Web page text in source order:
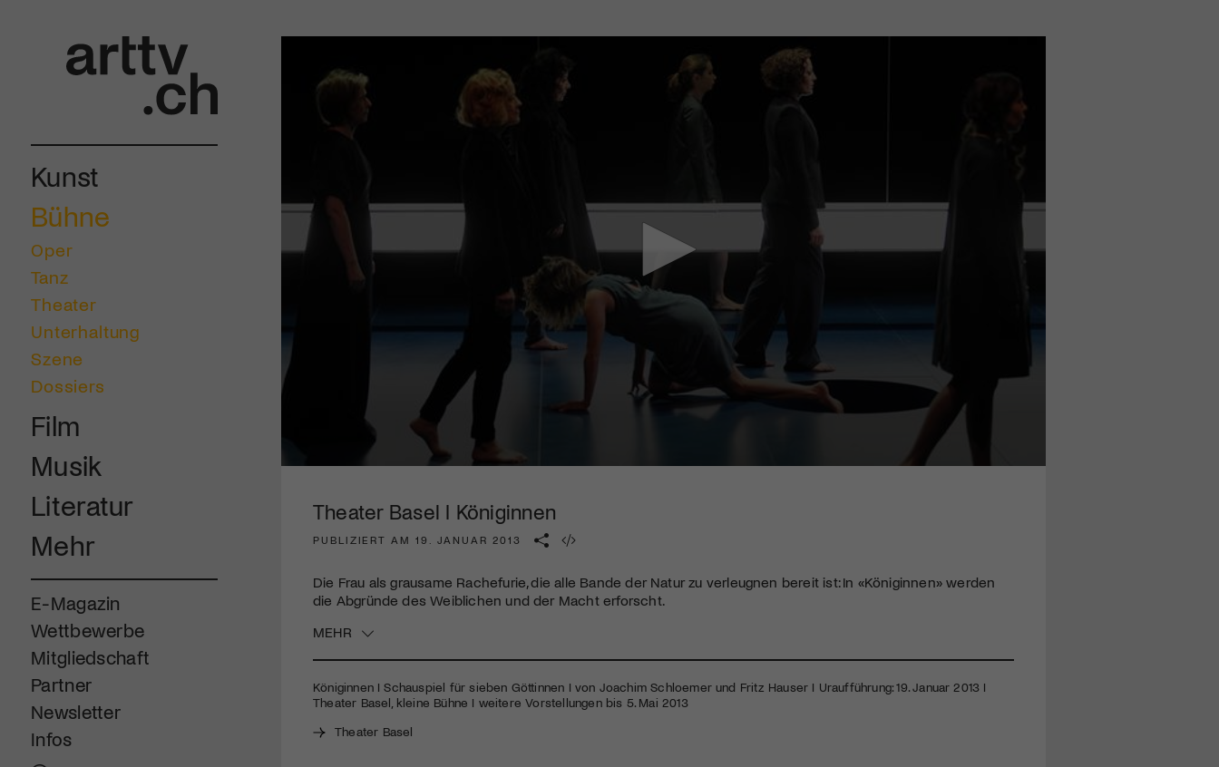
Kunst
Bühne
Oper
Tanz
Theater
Unterhaltung
Szene
Dossiers
Film
Musik
Literatur
Mehr
E-Magazin
Wettbewerbe
Mitgliedschaft
Partner
Newsletter
Infos
Theater Basel I Königinnen
PUBLIZIERT AM 19. JANUAR 2013
Die Frau als grausame Rachefurie, die alle Bande der Natur zu verleugnen bereit ist: In «Königinnen» werden
die Abgründe des Weiblichen und der Macht erforscht.
MEHR
Königinnen I Schauspiel für sieben Göttinnen I von Joachim Schloemer und Fritz Hauser I Uraufführung: 19. Januar 2013 I
Theater Basel, kleine Bühne I weitere Vorstellungen bis 5. Mai 2013
Theater Basel
Mach mit: «Be Part of the Art»!
Engagiere dich als Kulturliebhaber:in, Kulturschaffende(r) oder
Kulturinstitution und unterstütze unsere Arbeit.
Mit deiner Mitgliedschaft erhältst du kostenlosen Zugang zu
diversen Kulturevents.
Jetzt Mitglied werden